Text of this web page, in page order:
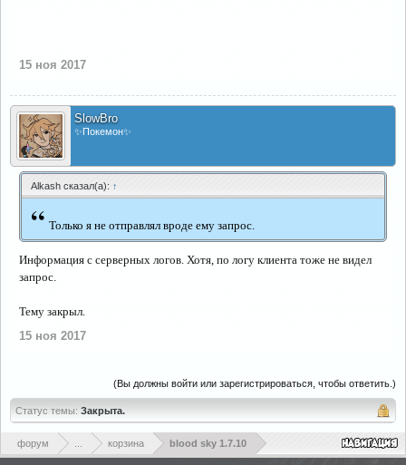
15 ноя 2017
SlowBro
✨Покемон✨
Alkash сказал(а): ↑
“ Только я не отправлял вроде ему запрос.
Информация с серверных логов. Хотя, по логу клиента тоже не видел
запрос.
Тему закрыл.
15 ноя 2017
(Вы должны войти или зарегистрироваться, чтобы ответить.)
Статус темы: Закрыта.
форум корзина blood sky 1.7.10